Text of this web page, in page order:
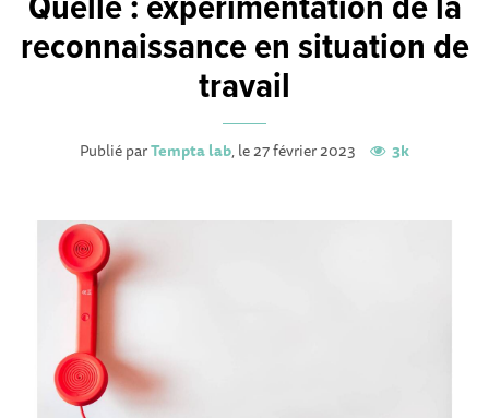
reconnaissance en situation de
travail
Publié parTempta lab, le 27 février 2023 3k